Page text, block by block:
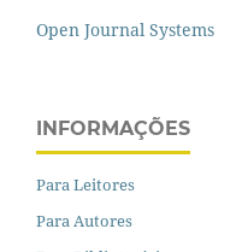
Open Journal Systems
INFORMAÇÕES
Para Leitores
Para Autores